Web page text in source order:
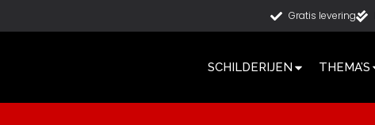
Gratis levering
SCHILDERIJEN THEMA’S